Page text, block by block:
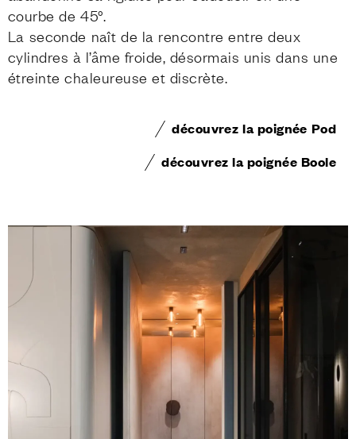
courbe de 45°.
La seconde naît de la rencontre entre deux
cylindres à l’âme froide, désormais unis dans une
étreinte chaleureuse et discrète.
découvrez la poignée Pod
découvrez la poignée Boole